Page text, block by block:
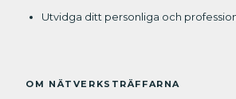
Utvidga ditt personliga och
OM NÄTVERKSTRÄFFARNA